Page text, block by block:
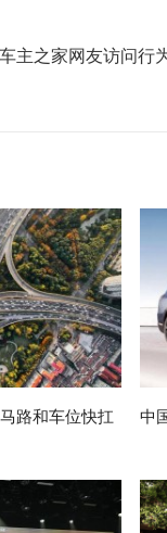
之家网友访问行为
路和车位快扛
中